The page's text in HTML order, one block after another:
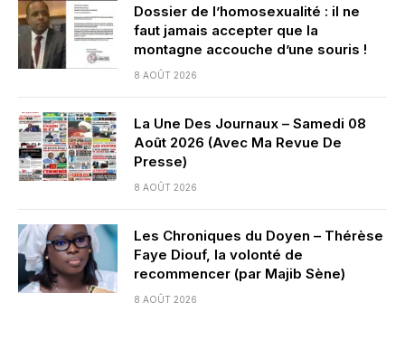
Dossier de l’homosexualité : il ne
faut jamais accepter que la
montagne accouche d’une souris !
8 AOÛT 2026
La Une Des Journaux – Samedi 08
Août 2026 (Avec Ma Revue De
Presse)
8 AOÛT 2026
Les Chroniques du Doyen – Thérèse
Faye Diouf, la volonté de
recommencer (par Majib Sène)
8 AOÛT 2026